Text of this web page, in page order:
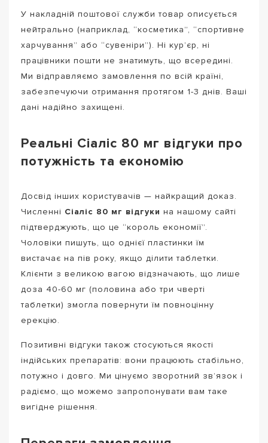
У накладній поштової служби товар описується
нейтрально (наприклад, “косметика”, “спортивне
харчування” або “сувеніри”). Ні кур’єр, ні
працівники пошти не знатимуть, що всередині.
Ми відправляємо замовлення по всій країні,
забезпечуючи отримання протягом 1-3 днів. Ваші
дані надійно захищені.
Реальні Сіаліс 80 мг відгуки про
потужність та економію
Досвід інших користувачів — найкращий доказ.
Численні Сіаліс 80 мг відгуки на нашому сайті
підтверджують, що це “король економії”.
Чоловіки пишуть, що однієї пластинки їм
вистачає на пів року, якщо ділити таблетки.
Клієнти з великою вагою відзначають, що лише
доза 40-60 мг (половина або три чверті
таблетки) змогла повернути їм повноцінну
ерекцію.
Позитивні відгуки також стосуються якості
індійських препаратів: вони працюють стабільно,
потужно і довго. Ми цінуємо зворотний зв’язок і
радіємо, що можемо запропонувати вам таке
вигідне рішення.